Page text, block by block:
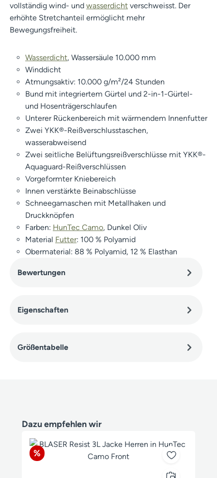
vollständig wind- und wasserdicht verschweisst. Der
erhöhte Stretchanteil ermöglicht mehr
Bewegungsfreiheit.
Wasserdicht, Wassersäule 10.000 mm
Winddicht
Atmungsaktiv: 10.000 g/m²/24 Stunden
Bund mit integriertem Gürtel und 2-in-1-Gürtel-
und Hosenträgerschlaufen
Unterer Rückenbereich mit wärmendem Innenfutter
Zwei YKK®-Reißverschlusstaschen,
wasserabweisend
Zwei seitliche Belüftungsreißverschlüsse mit YKK®-
Aquaguard-Reißverschlüssen
Vorgeformter Kniebereich
Innen verstärkte Beinabschlüsse
Schneegamaschen mit Metallhaken und
Druckknöpfen
Farben: HunTec Camo, Dunkel Oliv
Material Futter: 100 % Polyamid
Obermaterial: 88 % Polyamid, 12 % Elasthan
Bewertungen
Eigenschaften
Größentabelle
Produktgalerie überspringen
Dazu empfehlen wir
Rabatt
%